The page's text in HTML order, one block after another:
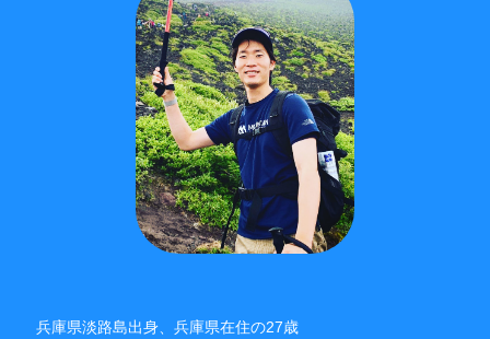
兵庫県淡路島出身、兵庫県在住の27歳